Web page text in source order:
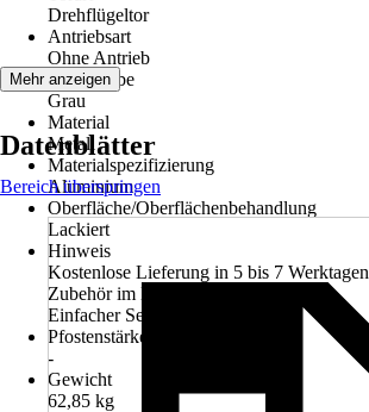
Drehflügeltor
Antriebsart
Ohne Antrieb
Grundfarbe
Grau
Material
Metall
Materialspezifizierung
Aluminium
Oberfläche/Oberflächenbehandlung
Lackiert
Hinweis
Kostenlose Lieferung in 5 bis 7 Werktagen
Zubehör im Lieferumfang enthalten
Einfacher Selbstbausatz
Pfostenstärke
-
Gewicht
62,85 kg
Mehr anzeigen
Datenblätter
Bereich überspringen